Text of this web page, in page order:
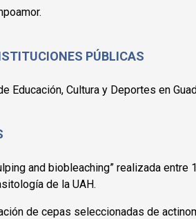
PÚBLICAS
Educación, Cultura y Deportes en
and biobleaching” realizada
de la UAH.
de cepas seleccionadas de